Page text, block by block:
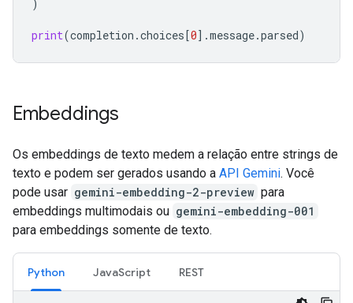
)
print(completion .choices[0] .message.parsed)
Embeddings
Os embeddings de texto medem a relação entre strings de
texto e podem ser gerados usando a API Gemini. Você
pode usar gemini-embedding-2-preview para
embeddings multimodais ou gemini-embedding-001
para embeddings somente de texto.
Python JavaScript REST